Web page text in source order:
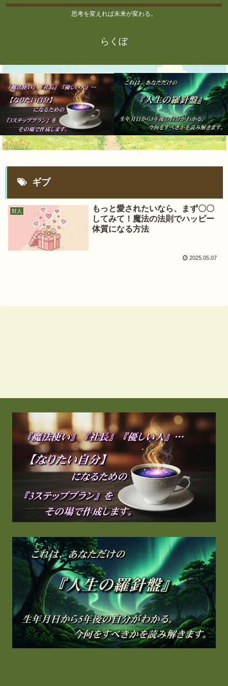
思考を変えれば未来が変わる。
らくぼ
ギブ
対人
もっと愛されたいなら、まず〇〇
してみて！魔法の法則でハッピー
体質になる方法
2025.05.07